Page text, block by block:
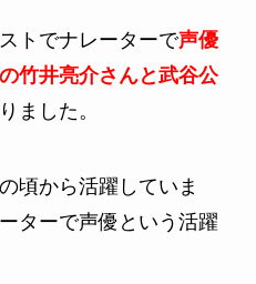
トでナレーターで声優
竹井亮介さんと武谷公
ました。
頃から活躍していま
ターで声優という活躍